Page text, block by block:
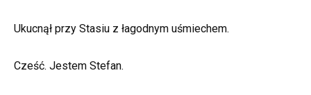
Ukucnął przy Stasiu z łagodnym uśmiechem.
Cześć. Jestem Stefan.